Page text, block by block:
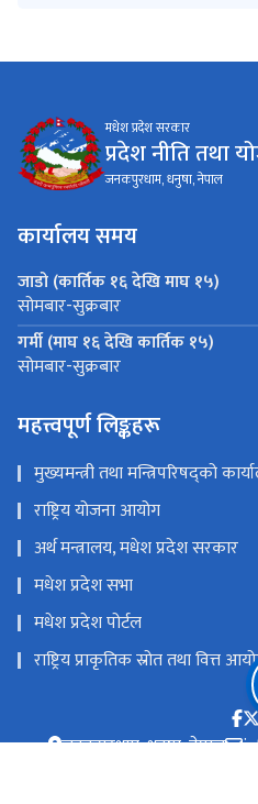
मधेश प्रदेश सरकार
प्रदेश नीति तथा
जनकपुरधाम, धनुषा, नेपाल
कार्यालय समय
जाडो (कार्तिक १६ देखि माघ १५)
सोमबार-सुक्रबार
गर्मी (माघ १६ देखि कार्तिक १५)
सोमबार-सुक्रबार
महत्त्वपूर्ण लिङ्कहरू
मुख्यमन्त्री तथा मन्त्रिपरिषद्को
राष्ट्रिय योजना आयोग
अर्थ मन्त्रालय, मधेश प्रदेश सरकार
मधेश प्रदेश सभा
मधेश प्रदेश पोर्टल
राष्ट्रिय प्राकृतिक स्रोत तथा वित्त
जनकपुरधाम, धनुषा, नेपाल